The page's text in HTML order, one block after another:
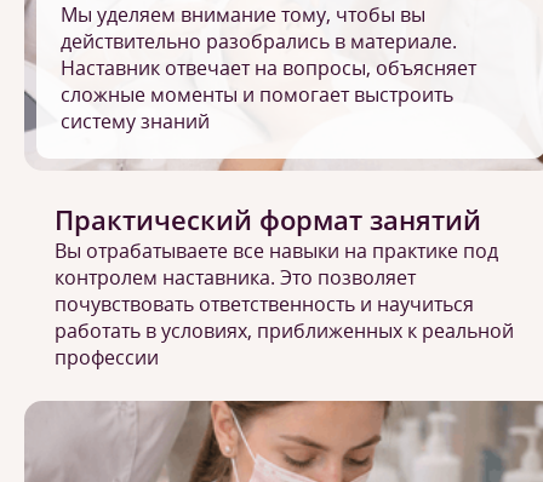
Мы уделяем внимание тому, чтобы вы
действительно разобрались в материале.
Наставник отвечает на вопросы, объясняет
сложные моменты и помогает выстроить
систему знаний
Практический формат занятий
Вы отрабатываете все навыки на практике под
контролем наставника. Это позволяет
почувствовать ответственность и научиться
работать в условиях, приближенных к реальной
профессии